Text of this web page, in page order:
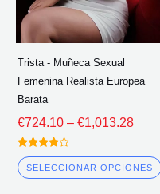
Trista - Muñeca Sexual
Femenina Realista Europea
Barata
€724.10 – €1,013.28
Calificado
4.00
fuera de 5
SELECCIONAR OPCIONES